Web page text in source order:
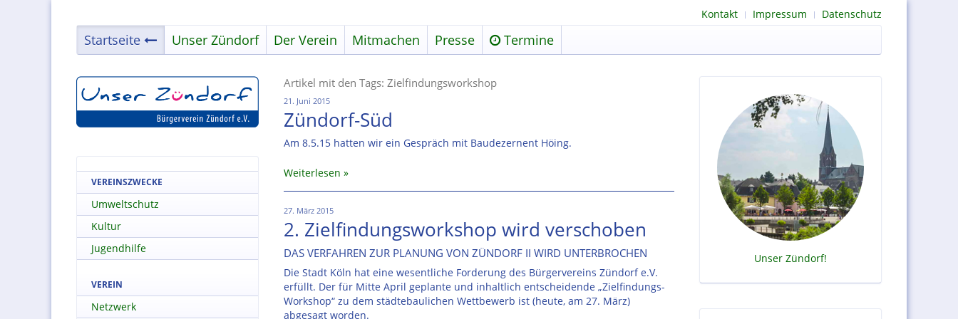
Kontakt Impressum Datenschutz
Startseite Unser Zündorf Der Verein Mitmachen Presse Termine
Artikel mit den Tags: Zielfindungsworkshop
21. Juni 2015
Zündorf-Süd
Am 8.5.15 hatten wir ein Gespräch mit Baudezernent Höing.
Weiterlesen
27. März 2015
2. Zielfindungsworkshop wird verschoben
DAS VERFAHREN ZUR PLANUNG VON ZÜNDORF II WIRD UNTERBROCHEN
Die Stadt Köln hat eine wesentliche Forderung des Bürgervereins Zündorf e.V.
erfüllt. Der für Mitte April geplante und inhaltlich entscheidende „Zielfindungs-
Workshop“ zu dem städtebaulichen Wettbewerb ist (heute, am 27. März)
abgesagt worden.
VEREINSZWECKE
Umweltschutz
Kultur
Jugendhilfe
VEREIN
Netzwerk
Unser Zündorf!